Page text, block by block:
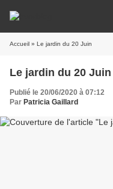
Accueil » Le jardin du 20 Juin
Le jardin du 20 Juin
Publié le 20/06/2020 à 07:12
Par Patricia Gaillard